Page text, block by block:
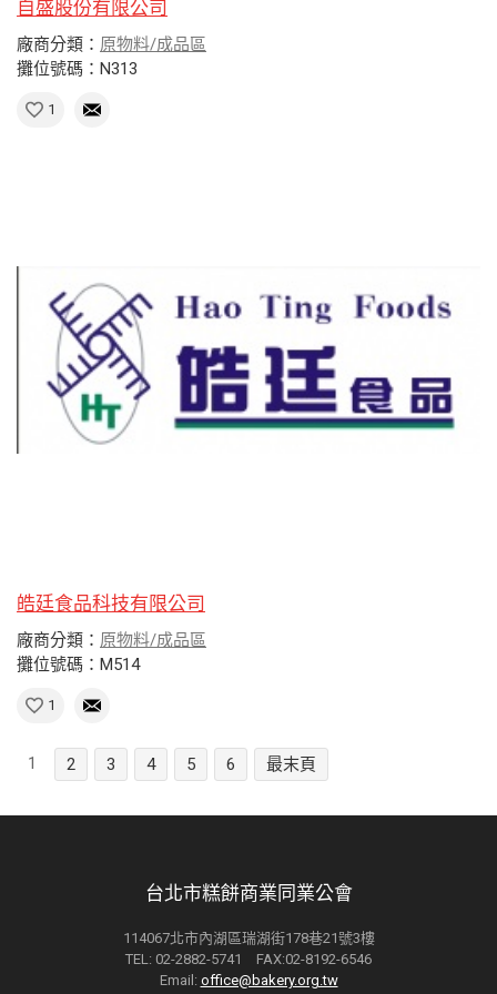
自盛股份有限公司
廠商分類： 原物料/成品區
攤位號碼：N313
1
皓廷食品科技有限公司
廠商分類： 原物料/成品區
攤位號碼：M514
1
1 2 3 4 5 6 最末頁
台北市糕餅商業同業公會
114067北市內湖區瑞湖街178巷21號3樓
TEL: 02-2882-5741 FAX:02-8192-6546
Email: office@bakery.org.tw